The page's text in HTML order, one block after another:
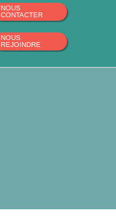
NOUS
CONTACTER
NOUS
REJOINDRE